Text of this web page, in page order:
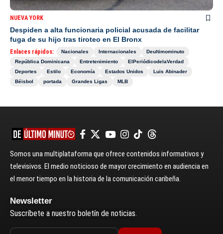
NUEVA YORK
Despiden a alta funcionaria policial acusada de facilitar
fuga de su hijo tras tiroteo en El Bronx
Enlaces rápidos: Nacionales Internacionales
Deultimominuto
República Dominicana
Entretenimiento
ElPeriódicodelaVerdad
Deportes
Estilo Economía Estados Unidos
Luis Abinader
Béisbol
portada Grandes Ligas MLB
Somos una multiplataforma que ofrece contenidos informativos y
televisivos. El medio noticioso de mayor crecimiento en audiencia en
el menor tiempo en la historia de la comunicación caribeña.
Newsletter
Suscríbete a nuestro boletín de noticias.